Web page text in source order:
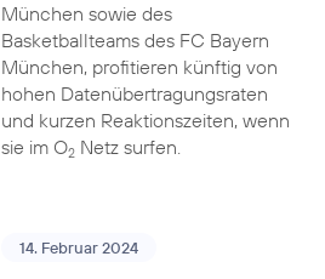
München sowie des
Basketballteams des FC Bayern
München, profitieren künftig von
hohen Datenübertragungsraten
und kurzen Reaktionszeiten, wenn
sie im O2Netz surfen.
14. Februar 2024